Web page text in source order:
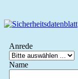
Anrede
Name